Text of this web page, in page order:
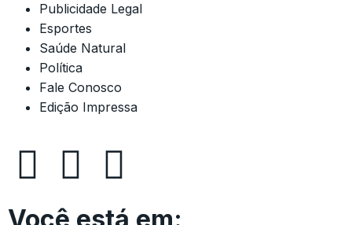
Publicidade Legal
Esportes
Saúde Natural
Política
Fale Conosco
Edição Impressa